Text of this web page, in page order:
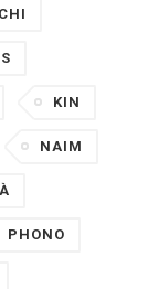
KIN
NAIM
PHONO